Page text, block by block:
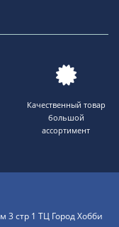
Качественный товар
большой
ассортимент
3 стр 1 ТЦ Город Хобби